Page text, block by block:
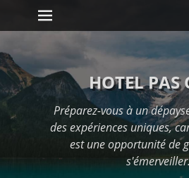
Passer
au
Premier menu
HOTEL PAS
Préparez-vous à un
des expériences uniques,
est une opportunité de
s'émerveiller.